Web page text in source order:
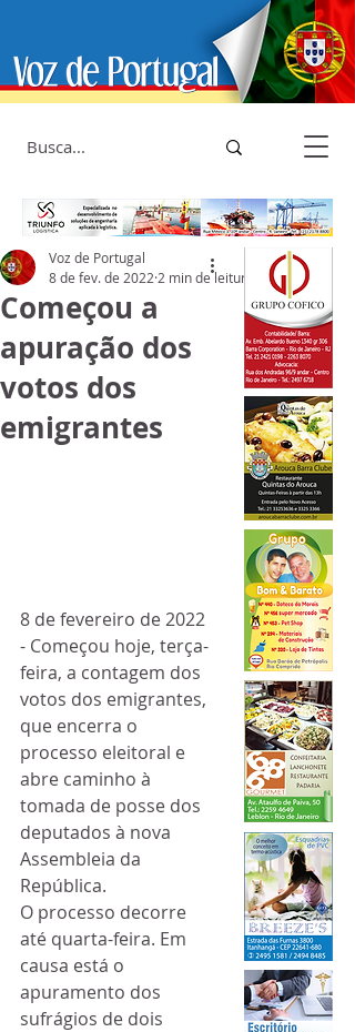
Começou a
apuração dos
votos dos
emigrantes
Voz de Portugal
8 de fev. de 2022 2 min de leitura
8 de fevereiro de 2022
- Começou hoje, terça-
feira, a contagem dos
votos dos emigrantes,
que encerra o
processo eleitoral e
abre caminho à
tomada de posse dos
deputados à nova
Assembleia da
República.
O processo decorre
até quarta-feira. Em
causa está o
apuramento dos
sufrágios de dois